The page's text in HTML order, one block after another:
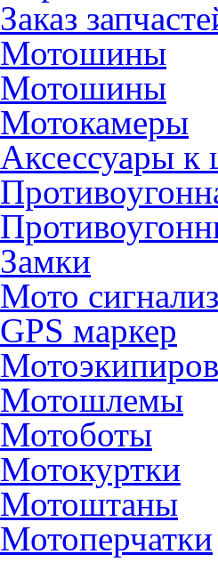
Заказ
Мотошины
Мотошины
Мотокамеры
Аксессуары
Замки
Мото
GPS маркер
Мотошлемы
Мотоботы
Мотокуртки
Мотоштаны
Мотоперчатки